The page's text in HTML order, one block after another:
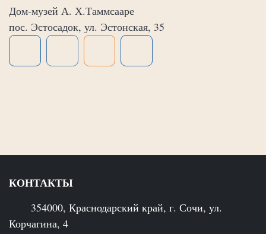
Дом-музей А. Х.Таммсааре
пос. Эстосадок, ул. Эстонская, 35
КОНТАКТЫ
354000, Краснодарский край, г. Сочи, ул.
Корчагина, 4